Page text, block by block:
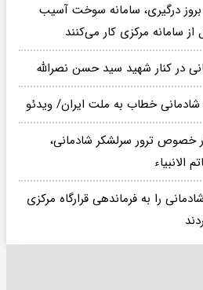
درگیری، سامانه سوخت آسیب
سامانه مرکزی کار می‌کنند
در کنار شهید سید حسن نصرالله
شادمانی خطاب به ملت ایران/ ویدئو
خصوص ترور سرلشکر شادمانی،
الانبیاء
را به فرماندهی قرارگاه مرکزی